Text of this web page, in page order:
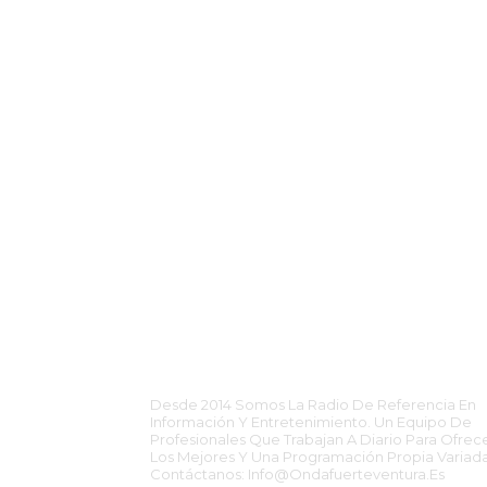
Desde 2014 Somos La Radio De Referencia En
Información Y Entretenimiento. Un Equipo De
Profesionales Que Trabajan A Diario Para
Los Mejores Y Una Programación Propia
Contáctanos: Info@ondafuerteventura.es